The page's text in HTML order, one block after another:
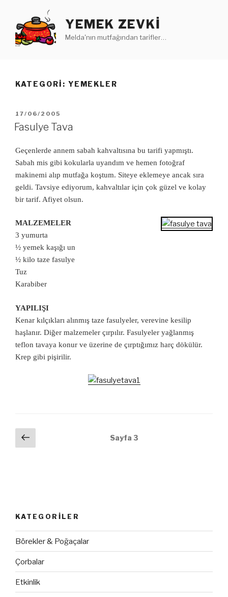
YEMEK ZEVKI
Melda'nın mutfağından tarifler…
KATEGORI: YEMEKLER
YAYIM
TARIHI
17/06/2005
Fasulye Tava
Geçenlerde annem sabah kahvaltısına bu tarifi yapmıştı.
Sabah mis gibi kokularla uyandım ve hemen fotoğraf
makinemi alıp mutfağa koştum. Siteye eklemeye ancak sıra
geldi. Tavsiye ediyorum, kahvaltılar için çok güzel ve kolay
bir tarif. Afiyet olsun.
MALZEMELER
3 yumurta
½ yemek kaşığı un
½ kilo taze fasulye
Tuz
Karabiber
YAPILIŞI
Kenar kılçıkları alınmış taze fasulyeler, verevine kesilip
haşlanır. Diğer malzemeler çırpılır. Fasulyeler yağlanmış
teflon tavaya konur ve üzerine de çırptığımız harç dökülür.
Krep gibi pişirilir.
Yazı
dolaşımı
sayfa
Sayfa 3
KATEGORILER
Börekler & Poğaçalar
Çorbalar
Etkinlik